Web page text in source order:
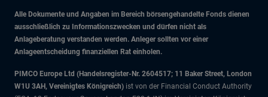
Alle Dokumente und Angaben im Bereich börsengehandelte Fonds dienen
ausschließlich zu Informationszwecken und dürfen nicht als
Anlageberatung verstanden werden. Anleger sollten vor einer
Anlageentscheidung finanziellen Rat einholen.
PIMCO Europe Ltd (Handelsregister-Nr. 2604517; 11 Baker Street, London
W1U 3AH, Vereinigtes Königreich) ist von der Financial Conduct Authority